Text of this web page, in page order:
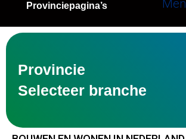
Provinciepagina’s
Provincie
Selecteer branche